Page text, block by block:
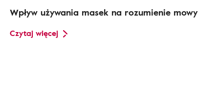
Wpływ używania masek na rozumienie mowy
Czytaj więcej